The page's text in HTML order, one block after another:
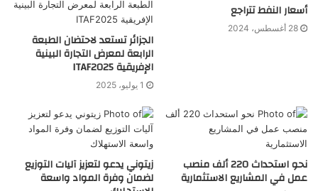
أسعار النفط تتراجع
28 أغسطس، 2024
الجزائر تستعد لاحتضان الطبعة
الرابعة لمعرض التجارة البينية
الإفريقية ITAF2025
1 يوليو، 2025
نحو استحداث 220 ألف منصب
عمل في المشاريع الاستثمارية
زيتوني يدعو لتعزيز آليات التوزيع
لضمان وفرة المواد واسعة